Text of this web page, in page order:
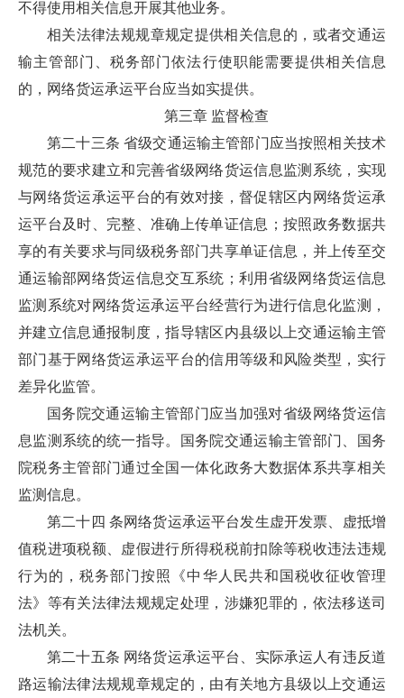
不得使用相关信息开展其他业务。
相关法律法规规章规定提供相关信息的，或者交通运
输主管部门、税务部门依法行使职能需要提供相关信息
的，网络货运承运平台应当如实提供。
第三章 监督检查
第二十三条 省级交通运输主管部门应当按照相关技术
规范的要求建立和完善省级网络货运信息监测系统，实现
与网络货运承运平台的有效对接，督促辖区内网络货运承
运平台及时、完整、准确上传单证信息；按照政务数据共
享的有关要求与同级税务部门共享单证信息，并上传至交
通运输部网络货运信息交互系统；利用省级网络货运信息
监测系统对网络货运承运平台经营行为进行信息化监测，
并建立信息通报制度，指导辖区内县级以上交通运输主管
部门基于网络货运承运平台的信用等级和风险类型，实行
差异化监管。
国务院交通运输主管部门应当加强对省级网络货运信
息监测系统的统一指导。国务院交通运输主管部门、国务
院税务主管部门通过全国一体化政务大数据体系共享相关
监测信息。
第二十四 条网络货运承运平台发生虚开发票、虚抵增
值税进项税额、虚假进行所得税税前扣除等税收违法违规
行为的，税务部门按照《中华人民共和国税收征收管理
法》等有关法律法规规定处理，涉嫌犯罪的，依法移送司
法机关。
第二十五条 网络货运承运平台、实际承运人有违反道
路运输法律法规规章规定的，由有关地方县级以上交通运